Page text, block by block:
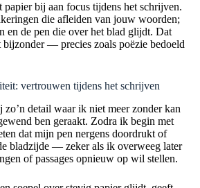
bij aan focus tijdens het schrijven.
die afleiden van jouw woorden;
en de pen die over het blad glijdt. Dat
— precies zoals poëzie bedoeld
vertrouwen tijdens het schrijven
detail waar ik niet meer zonder kan
ben geraakt. Zodra ik begin met
dat mijn pen nergens doordrukt of
bladzijde — zeker als ik overweeg later
of passages opnieuw op wil stellen.